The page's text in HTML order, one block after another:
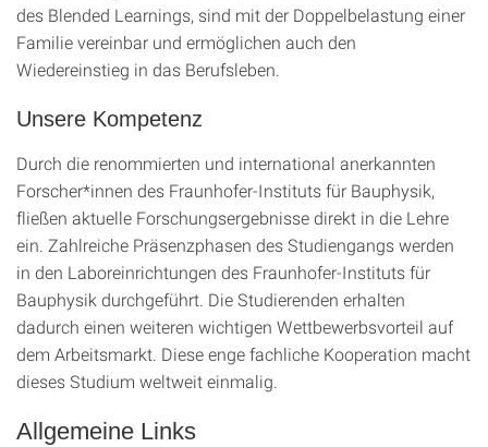
des Blended Learnings, sind mit der Doppelbelastung einer
Familie vereinbar und ermöglichen auch den
Wiedereinstieg in das Berufsleben.
Unsere Kompetenz
Durch die renommierten und international anerkannten
Forscher*innen des Fraunhofer-Instituts für Bauphysik,
fließen aktuelle Forschungsergebnisse direkt in die Lehre
ein. Zahlreiche Präsenzphasen des Studiengangs werden
in den Laboreinrichtungen des Fraunhofer-Instituts für
Bauphysik durchgeführt. Die Studierenden erhalten
dadurch einen weiteren wichtigen Wettbewerbsvorteil auf
dem Arbeitsmarkt. Diese enge fachliche Kooperation macht
dieses Studium weltweit einmalig.
Allgemeine Links